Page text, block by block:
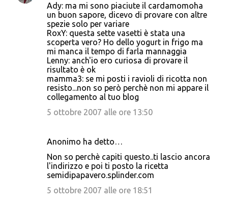
Ady: ma mi sono piaciute il cardamomoha
un buon sapore, dicevo di provare con altre
spezie solo per variare
RoxY: questa sette vasetti è stata una
scoperta vero? Ho dello yogurt in frigo ma
mi manca il tempo di farla mannaggia
Lenny: anch'io ero curiosa di provare il
risultato è ok
mamma3: se mi posti i ravioli di ricotta non
resisto...non so però perchè non mi appare il
collegamento al tuo blog
5 ottobre 2007 alle ore 13:50
Anonimo ha detto…
Non so perchè capiti questo..ti lascio ancora
l'indirizzo e poi ti posto la ricetta
semidipapavero.splinder.com
5 ottobre 2007 alle ore 18:51